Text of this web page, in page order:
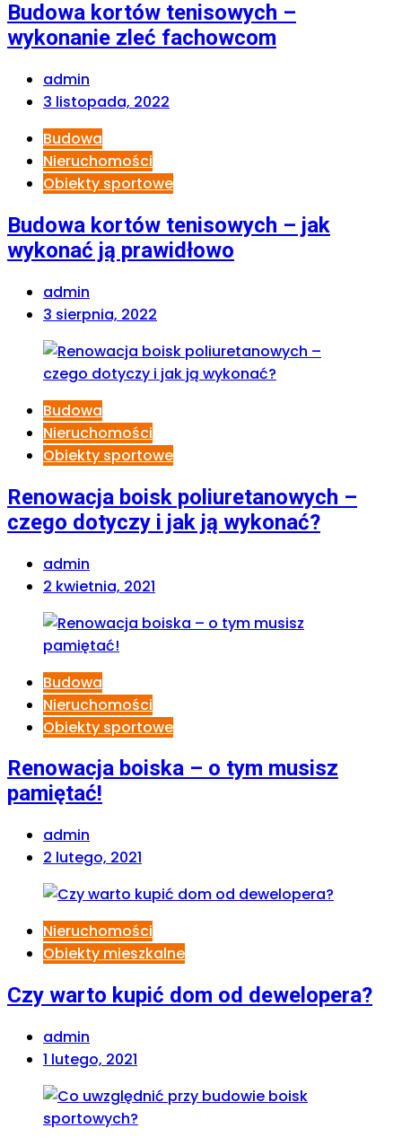
Budowa kortów tenisowych –
wykonanie zleć fachowcom
admin
3 listopada, 2022
Budowa
Nieruchomości
Obiekty sportowe
Budowa kortów tenisowych – jak
wykonać ją prawidłowo
admin
3 sierpnia, 2022
Budowa
Nieruchomości
Obiekty sportowe
Renowacja boisk poliuretanowych –
czego dotyczy i jak ją wykonać?
admin
2 kwietnia, 2021
Budowa
Nieruchomości
Obiekty sportowe
Renowacja boiska – o tym musisz
pamiętać!
admin
2 lutego, 2021
Nieruchomości
Obiekty mieszkalne
Czy warto kupić dom od dewelopera?
admin
1 lutego, 2021